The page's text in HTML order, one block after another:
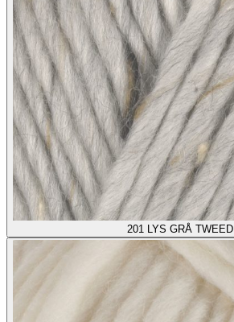
201 LYS GRÅ TWEED